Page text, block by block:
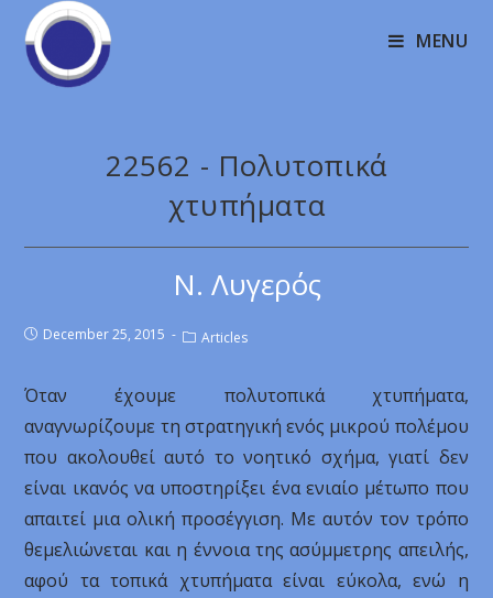
MENU
22562 - Πολυτοπικά
χτυπήματα
Ν. Λυγερός
December 25, 2015 Articles
Όταν έχουμε πολυτοπικά χτυπήματα,
αναγνωρίζουμε τη στρατηγική ενός μικρού πολέμου
που ακολουθεί αυτό το νοητικό σχήμα, γιατί δεν
είναι ικανός να υποστηρίξει ένα ενιαίο μέτωπο που
απαιτεί μια ολική προσέγγιση. Με αυτόν τον τρόπο
θεμελιώνεται και η έννοια της ασύμμετρης απειλής,
αφού τα τοπικά χτυπήματα είναι εύκολα, ενώ η